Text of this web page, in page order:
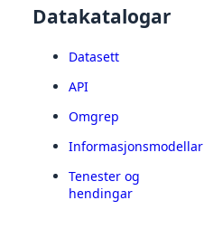
Datakatalogar
Datasett
API
Omgrep
Informasjonsmodellar
Tenester og
hendingar